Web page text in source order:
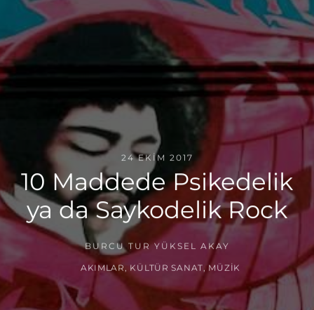
24 EKIM 2017
10 Maddede Psikedelik
ya da Saykodelik Rock
BURCU TUR YÜKSEL AKAY
AKIMLAR, KÜLTÜR SANAT , MÜZIK